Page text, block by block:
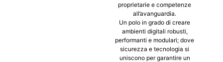
proprietarie e competenze
all’avanguardia.
Un polo in grado di creare
ambienti digitali robusti,
performanti e modulari; dove
sicurezza e tecnologia si
uniscono per garantire un